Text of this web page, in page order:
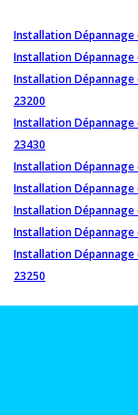
Installation Dépannage
Installation Dépannage
Installation
23200
Installation Dépannage
23430
Installation Dépannage
Installation Dépannage
Installation Dépannage
Installation Dépannage
Installation Dépannage
23250